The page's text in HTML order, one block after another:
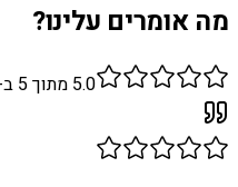
מה אומרים עלינו?
5.0 מתוך 5 ב-